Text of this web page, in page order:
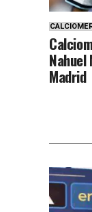
Madrid